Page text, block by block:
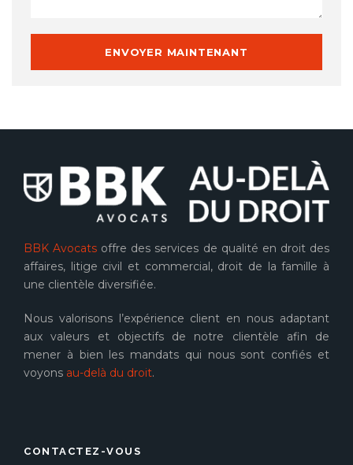
BBK Avocats offre des services de qualité en droit des
affaires, litige civil et commercial, droit de la famille à
une clientèle diversifiée.
Nous valorisons l’expérience client en nous adaptant
aux valeurs et objectifs de notre clientèle afin de
mener à bien les mandats qui nous sont confiés et
voyons au-delà du droit.
CONTACTEZ-VOUS